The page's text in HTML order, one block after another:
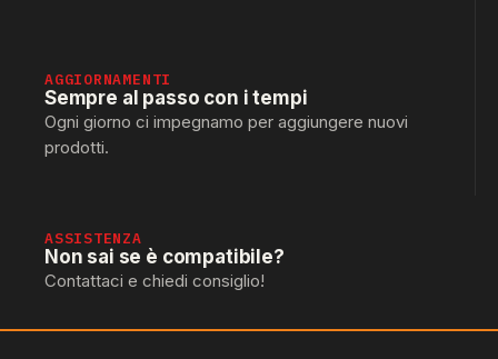
AGGIORNAMENTI
Sempre al passo con i tempi
Ogni giorno ci impegnamo per aggiungere nuovi
prodotti.
ASSISTENZA
Non sai se è compatibile?
Contattaci e chiedi consiglio!